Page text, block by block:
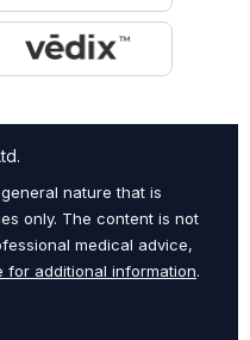
nature that is
only. The content is not
medical advice,
for additional information.